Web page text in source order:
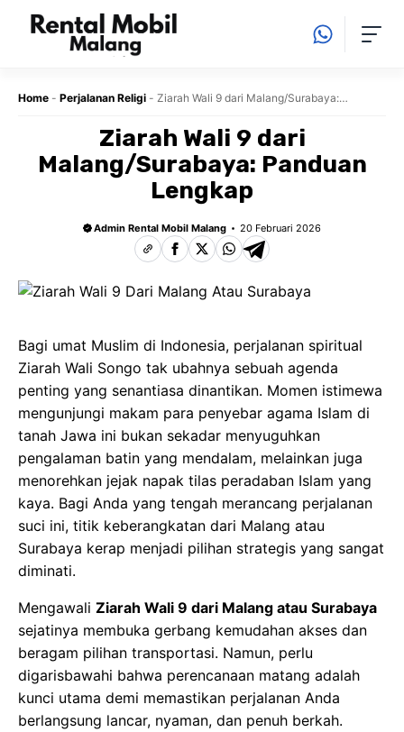
Langsung
Home - Perjalanan Religi - Ziarah Wali 9 dari Malang/Surabaya:
Ziarah Wali 9 dari
Malang/Surabaya: Panduan
Lengkap
Admin Rental Mobil Malang 20 Februari 2026
Bagi umat Muslim di Indonesia, perjalanan spiritual
Ziarah Wali Songo tak ubahnya sebuah agenda
penting yang senantiasa dinantikan. Momen istimewa
mengunjungi makam para penyebar agama Islam di
tanah Jawa ini bukan sekadar menyuguhkan
pengalaman batin yang mendalam, melainkan juga
menorehkan jejak napak tilas peradaban Islam yang
kaya. Bagi Anda yang tengah merancang perjalanan
suci ini, titik keberangkatan dari Malang atau
Surabaya kerap menjadi pilihan strategis yang sangat
diminati.
Mengawali Ziarah Wali 9 dari Malang atau Surabaya
sejatinya membuka gerbang kemudahan akses dan
beragam pilihan transportasi. Namun, perlu
digarisbawahi bahwa perencanaan matang adalah
kunci utama demi memastikan perjalanan Anda
berlangsung lancar, nyaman, dan penuh berkah.